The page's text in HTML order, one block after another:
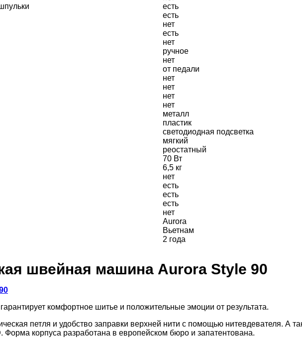
есть
есть
нет
есть
нет
ручное
нет
от педали
нет
нет
нет
нет
металл
пластик
светодиодная подсветка
мягкий
реостатный
70 Вт
6,5 кг
нет
есть
есть
есть
нет
Aurora
Вьетнам
2 года
швейная машина Aurora Style 90
гарантирует комфортное шитье и положительные эмоции от результата.
петля и удобство заправки верхней нити с помощью нитевдевателя. А
Форма корпуса разработана в европейском бюро и запатентована.